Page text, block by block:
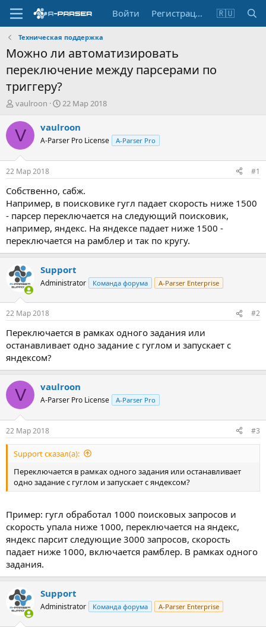
Войти Регистрация 🇷🇺
Техническая поддержка
Можно ли автоматизировать
переключение между парсерами по
триггеру?
А
т
о
т
е
м
ы
vaulroon
Д
т
н
а
л
22 Мар 2018
V vaulroon
A-Parser Pro License A-Parser Pro
22 Мар 2018 #1
Собственно, сабж.
Например, в поисковике гугл падает скорость ниже 1500
- парсер переключается на следующий поисковик,
например, яндекс. На яндексе падает ниже 1500 -
переключается на рамблер и так по кругу.
Support
Administrator Команда форума A-Parser Enterprise
22 Мар 2018 #2
Переключается в рамках одного задания или
останавливает одно задание с гуглом и запускает с
яндексом?
V vaulroon
A-Parser Pro License A-Parser Pro
22 Мар 2018 #3
Support сказал(а):
Переключается в рамках одного задания или останавливает
одно задание с гуглом и запускает с яндексом?
Пример: гугл обработал 1000 поисковых запросов и
скорость упала ниже 1000, переключается на яндекс,
яндекс парсит следующие 3000 запросов, скорость
падает ниже 1000, включается рамблер. В рамках одного
задания.
Support
Administrator Команда форума A-Parser Enterprise